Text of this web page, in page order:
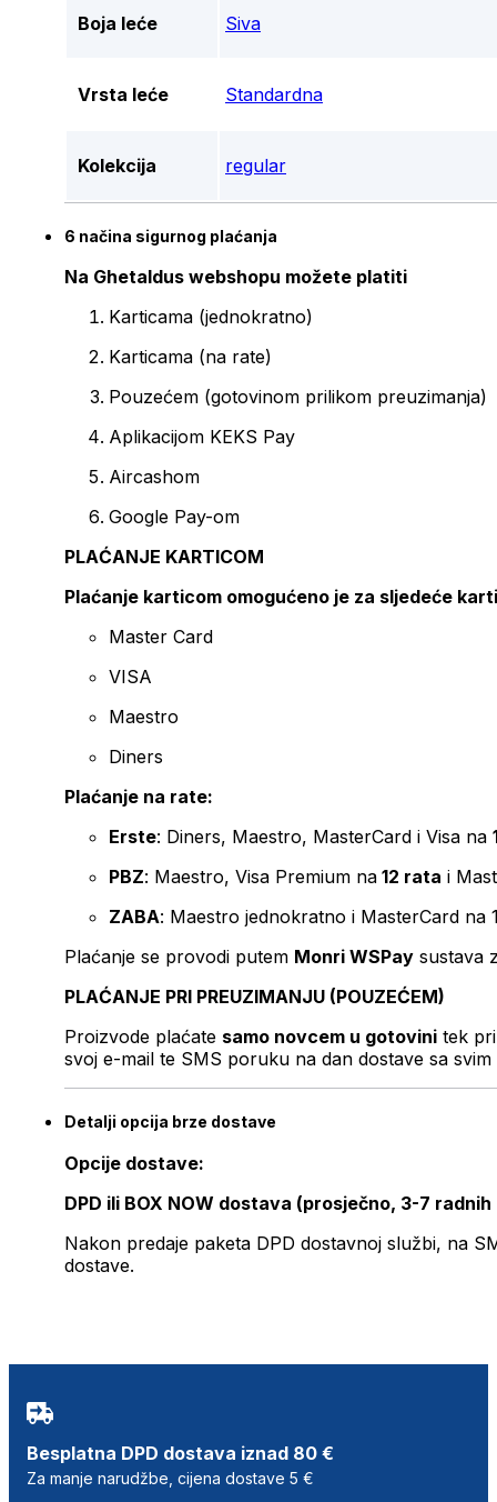
Boja leće Siva
Vrsta leće Standardna
Kolekcija regular
6 načina sigurnog plaćanja
Na Ghetaldus webshopu možete platiti
Karticama (jednokratno)
Karticama (na rate)
Pouzećem (gotovinom prilikom preuzimanja)
Aplikacijom KEKS Pay
Aircashom
Google Pay-om
PLAĆANJE KARTICOM
Plaćanje karticom omogućeno je za sljedeće
Master Card
VISA
Maestro
Diners
Plaćanje na rate:
Erste: Diners, Maestro, MasterCard i Visa na
PBZ: Maestro, Visa Premium na 12 rata i
ZABA: Maestro jednokratno i MasterCard na
Plaćanje se provodi putem Monri WSPay sustava
PLAĆANJE PRI PREUZIMANJU (POUZEĆEM)
Proizvode plaćate samo novcem u gotovini tek
svoj e-mail te SMS poruku na dan dostave sa svim
Detalji opcija brze dostave
Opcije dostave:
DPD ili BOX NOW dostava (prosječno, 3-7 radnih
Nakon predaje paketa DPD dostavnoj službi, na
dostave.
Besplatna DPD dostava iznad 80 €
Za manje narudžbe, cijena dostave 5 €